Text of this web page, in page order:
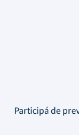
Participá de